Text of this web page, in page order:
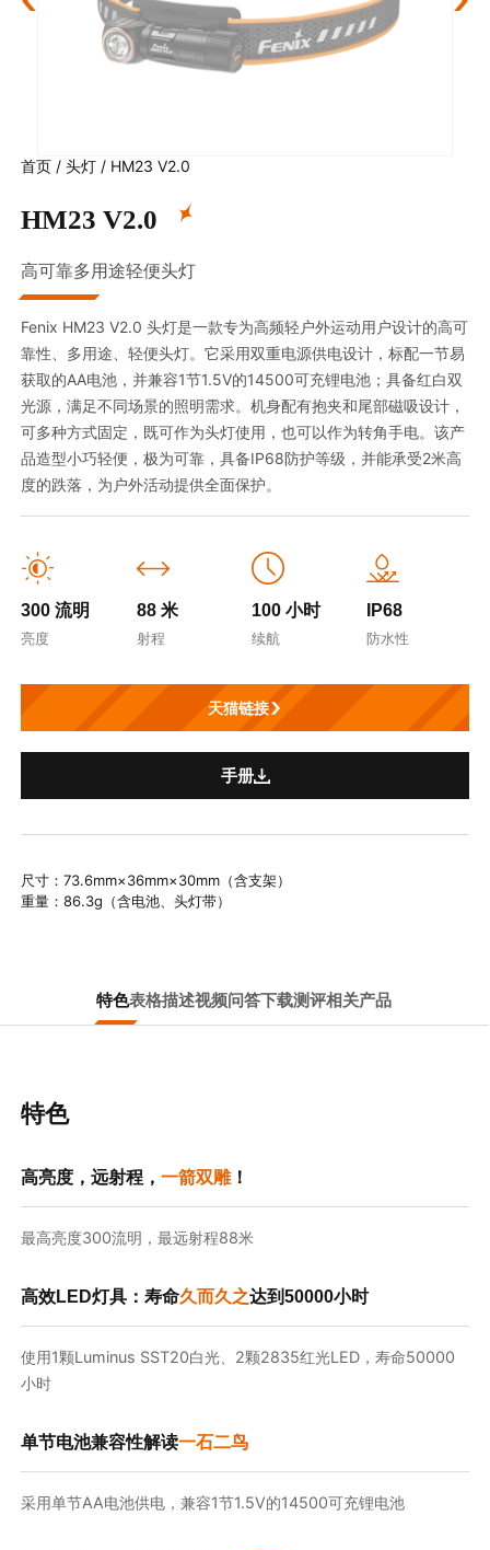
首页 /头灯 / HM23 V2.0
HM23 V2.0
高可靠多用途轻便头灯
Fenix HM23 V2.0 头灯是一款专为高频轻户外运动用户设计的高可
靠性、多用途、轻便头灯。它采用双重电源供电设计，标配一节易
获取的AA电池，并兼容1节1.5V的14500可充锂电池；具备红白双
光源，满足不同场景的照明需求。机身配有抱夹和尾部磁吸设计，
可多种方式固定，既可作为头灯使用，也可以作为转角手电。该产
品造型小巧轻便，极为可靠，具备IP68防护等级，并能承受2米高
度的跌落，为户外活动提供全面保护。
300 流明
亮度
88 米
射程
100 小时
续航
IP68
防水性
天猫链接
手册
尺寸：73.6mm×36mm×30mm（含支架）
重量：86.3g（含电池、头灯带）
特色表格描述视频问答下载测评相关产品
特色
高亮度，远射程，一箭双雕！
最高亮度300流明，最远射程88米
高效LED灯具：寿命久而久之达到50000小时
使用1颗Luminus SST20白光、2颗2835红光LED，寿命50000
小时
单节电池兼容性解读一石二鸟
采用单节AA电池供电，兼容1节1.5V的14500可充锂电池